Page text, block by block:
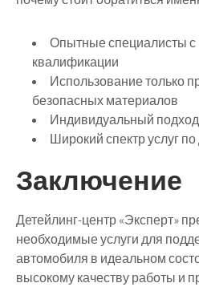
Опытные специалисты
квалификации
Использование только
безопасных материалов
Индивидуальный
Широкий спектр услуг
Заключение
Детейлинг-центр «Эксперт»
необходимые услуги для
автомобиля в идеальном
высокому качеству работы и